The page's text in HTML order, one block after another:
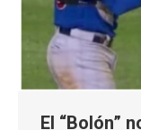
El “Bolón”